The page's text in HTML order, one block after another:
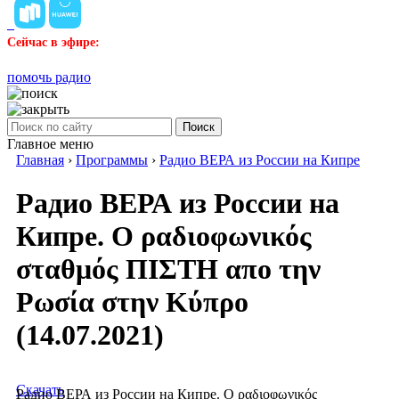
Сейчас в эфире:
помочь радио
Поиск
Главное меню
Главная › Программы › Радио ВЕРА из России на Кипре
Радио ВЕРА из России на
Кипре. Ο ραδιοφωνικός
σταθμός ΠΙΣΤΗ απο την
Ρωσία στην Κύπρο
(14.07.2021)
Радио ВЕРА из России на Кипре. Ο ραδιοφωνικός
Скачать